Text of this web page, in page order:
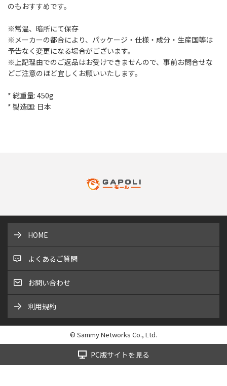
のもおすすめです。
※常温、暗所にて保存
※メーカーの都合により、パッケージ・仕様・成分・生産国等は
予告なく変更になる場合がございます。
※上記理由でのご返品はお受けできませんので、事前お問合せな
どご注意のほど宜しくお願いいたします。
* 総重量: 450g
* 製造国: 日本
HOME
よくあるご質問
お問い合わせ
利用規約
© Sammy Networks Co., Ltd.
PC版サイトを見る